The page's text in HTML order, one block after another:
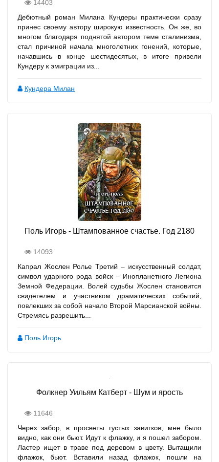
14403
Дебютный роман Милана Кундеры практически сразу
принес своему автору широкую известность. Он же, во
многом благодаря поднятой автором теме сталинизма,
стал причиной начала многолетних гонений, которые,
начавшись в конце шестидесятых, в итоге привели
Кундеру к эмиграции из...
Кундера Милан
Поль Игорь - Штампованное счастье. Год 2180
14093
Капрал Жослен Ролье Третий – искусственный солдат,
символ ударного рода войск – Инопланетного Легиона
Земной Федерации. Волей судьбы Жослен становится
свидетелем и участником драматических событий,
повлекших за собой начало Второй Марсианской войны.
Стремясь разрешить...
Поль Игорь
Фолкнер Уильям Катберт - Шум и ярость
11646
Через забор, в просветы густых завитков, мне было
видно, как они бьют. Идут к флажку, и я пошел забором.
Ластер ищет в траве под деревом в цвету. Вытащили
флажок, бьют. Вставили назад флажок, пошли на